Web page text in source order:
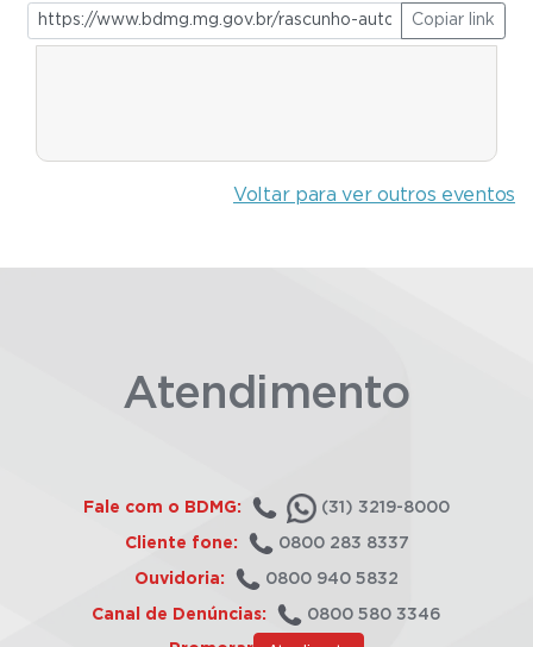
Copiar link
Voltar para ver outros eventos
Atendimento
Fale com o BDMG: (31) 3219-8000
Cliente fone: 0800 283 8337
Ouvidoria: 0800 940 5832
Canal de Denúncias: 0800 580 3346